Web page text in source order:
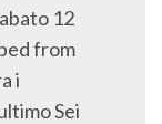
12
from
i
Sei